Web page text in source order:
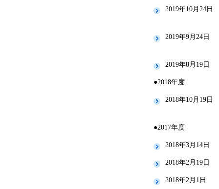
2019年10月24日
2019年9月24日
2019年8月19日
●2018年度
2018年10月19日
●2017年度
2018年3月14日
2018年2月19日
2018年2月1日